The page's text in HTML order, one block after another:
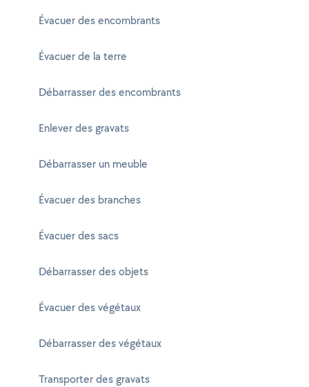
Évacuer des encombrants
Évacuer de la terre
Débarrasser des encombrants
Enlever des gravats
Débarrasser un meuble
Évacuer des branches
Évacuer des sacs
Débarrasser des objets
Évacuer des végétaux
Débarrasser des végétaux
Transporter des gravats